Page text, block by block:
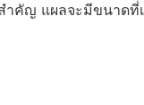
ญ แผลจะมีขนาดที่